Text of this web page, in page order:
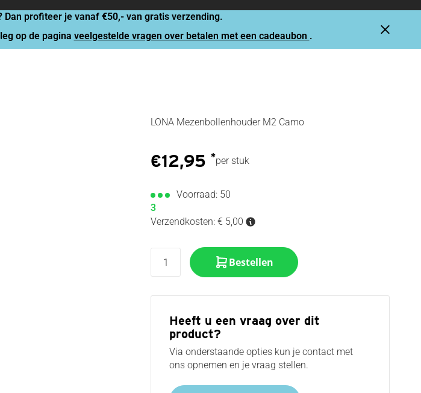
Dan profiteer je vanaf €50,- van gratis verzending.
op de pagina veelgestelde vragen over betalen met een cadeaubon .
LONA Mezenbollenhouder M2 Camo
€12,95*per stuk
Voorraad: 50
3
Verzendkosten: € 5,00
Bestellen
Heeft u een vraag over dit
product?
Via onderstaande opties kun je contact met
ons opnemen en je vraag stellen.